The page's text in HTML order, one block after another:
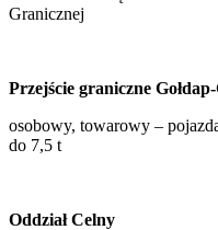
Granicznej
Przejście graniczne
osobowy, towarowy –
do 7,5 t
Oddział Celny